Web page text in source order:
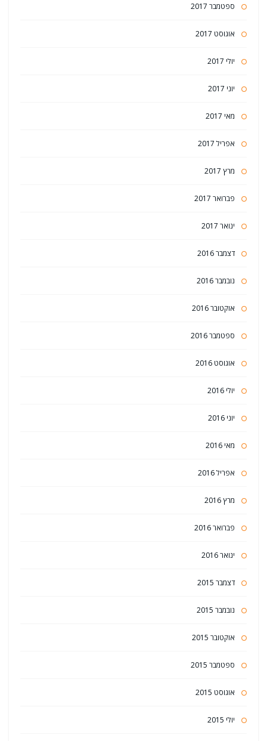
ספטמבר 2017
אוגוסט 2017
יולי 2017
יוני 2017
מאי 2017
אפריל 2017
מרץ 2017
פברואר 2017
ינואר 2017
דצמבר 2016
נובמבר 2016
אוקטובר 2016
ספטמבר 2016
אוגוסט 2016
יולי 2016
יוני 2016
מאי 2016
אפריל 2016
מרץ 2016
פברואר 2016
ינואר 2016
דצמבר 2015
נובמבר 2015
אוקטובר 2015
ספטמבר 2015
אוגוסט 2015
יולי 2015